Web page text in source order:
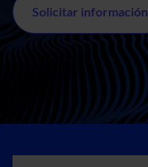
Solicitar información